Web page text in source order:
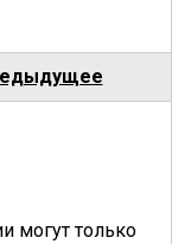
могут только